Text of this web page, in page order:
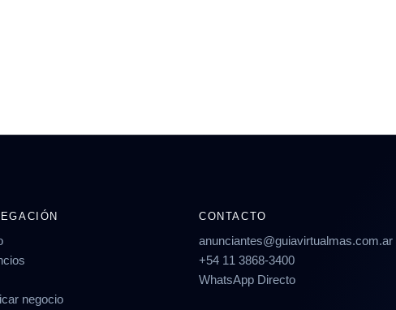
negocio
CONTACTO
anunciantes@guiavirtualmas.com.ar
+54 11 3868-3400
WhatsApp Directo